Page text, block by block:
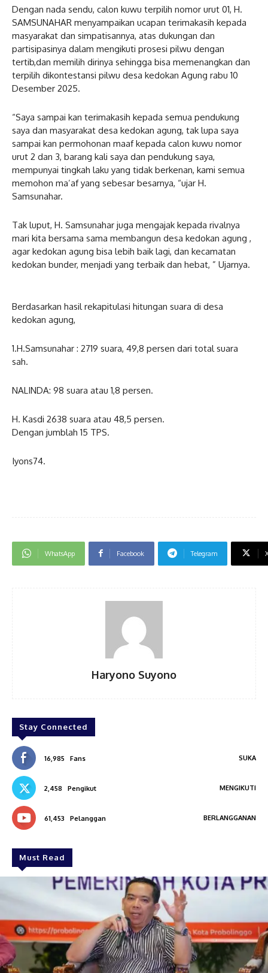
Dengan nada sendu, calon kuwu terpilih nomor urut 01, H.
SAMSUNAHAR menyampaikan ucapan terimakasih kepada
masyarakat dan simpatisannya, atas dukungan dan
partisipasinya dalam mengikuti prosesi pilwu dengan
tertib,dan memilih dirinya sehingga bisa memenangkan dan
terpilih dikontestansi pilwu desa kedokan Agung rabu 10
Desember 2025.
“Saya sampai kan terimakasih kepada semua pendukung
saya dan masyarakat desa kedokan agung, tak lupa saya
sampai kan permohonan maaf kepada calon kuwu nomor
urut 2 dan 3, barang kali saya dan pendukung saya,
mempunyai tingkah laku yang tidak berkenan, kami semua
memohon ma’af yang sebesar besarnya, “ujar H.
Samsunahar.
Tak luput, H. Samsunahar juga mengajak kepada rivalnya
mari kita bersama sama membangun desa kedokan agung ,
agar kedokan agung bisa lebih baik lagi, dan kecamatan
kedokan bunder, menjadi yang terbaik dan hebat, ” Ujarnya.
Berdasarkan hasil rekapitulasi hitungan suara di desa
kedokan agung,
1.H.Samsunahar : 2719 suara, 49,8 persen dari total suara
sah.
NALINDA: 98 suara atau 1,8 persen.
H. Kasdi 2638 suara atau 48,5 persen.
Dengan jumblah 15 TPS.
Iyons74.
WhatsApp Facebook Telegram
Haryono Suyono
Stay Connected
16,985 Fans SUKA
2,458 Pengikut MENGIKUTI
61,453 Pelanggan BERLANGGANAN
Must Read